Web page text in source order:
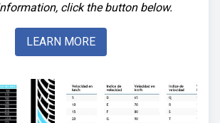
click the button below.
LEARN MORE